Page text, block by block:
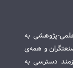
علمی-پژوهشی به
و همه‌ی
دسترسی به